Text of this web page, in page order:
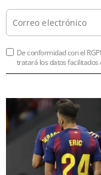
De conformidad con el
tratará los datos facilitados